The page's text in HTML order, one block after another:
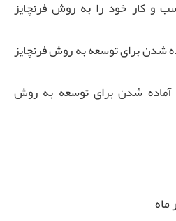
و کار خود را به روش فرنچایز
شدن برای توسعه به روش فرنچایز
آماده شدن برای توسعه به روش